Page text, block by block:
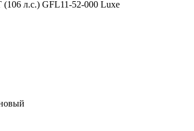
(106 л.с.) GFL11-52-000 Luxe